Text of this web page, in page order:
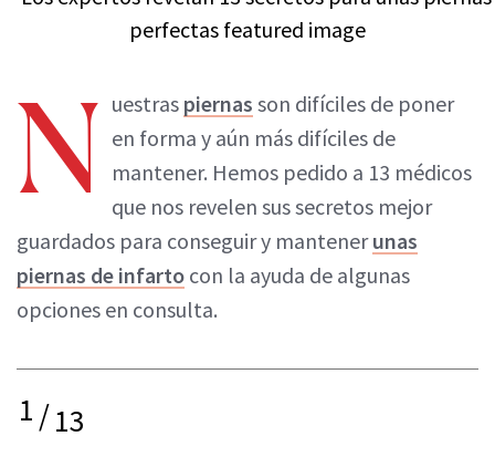
N uestras piernas son difíciles de poner
en forma y aún más difíciles de
mantener. Hemos pedido a 13 médicos
que nos revelen sus secretos mejor
guardados para conseguir y mantenerunas
piernas de infarto con la ayuda de algunas
opciones en consulta.
1/13